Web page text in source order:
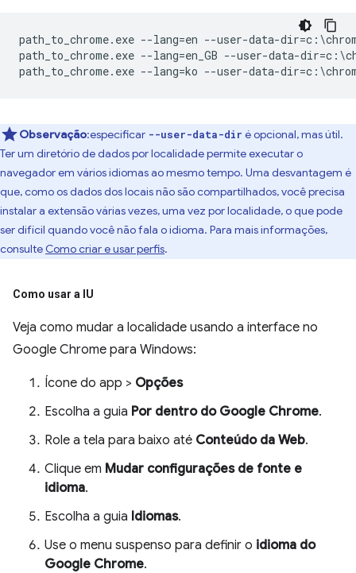
path_to_chrome.exe --lang=en --user-data-
path_to_chrome.exe --lang=en_GB --user-data-
Observação:especificar --user-data-dir é opcional, mas útil.
Ter um diretório de dados por localidade permite executar o
navegador em vários idiomas ao mesmo tempo. Uma desvantagem é
que, como os dados dos locais não são compartilhados, você precisa
instalar a extensão várias vezes, uma vez por localidade, o que pode
ser difícil quando você não fala o idioma. Para mais informações,
consulte Como criar e usar perfis.
Como usar a IU
Veja como mudar a localidade usando a interface no
Google Chrome para Windows:
Ícone do app > Opções
Escolha a guia Por dentro do Google Chrome.
Role a tela para baixo até Conteúdo da Web.
Clique em Mudar configurações de fonte e
idioma.
Escolha a guia Idiomas.
Use o menu suspenso para definir o idioma do
Google Chrome.